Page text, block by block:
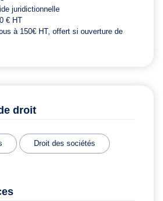
juridictionnelle
€ HT
à 150€ HT, offert si ouverture de
droit
Droit des sociétés